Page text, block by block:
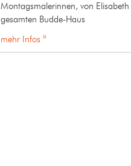
Montagsmalerinnen, von
gesamten Budde-Haus
mehr Infos »